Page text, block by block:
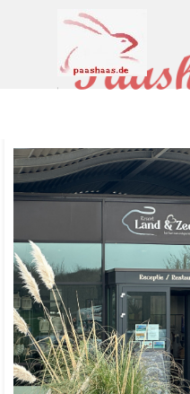
Menü überspringen